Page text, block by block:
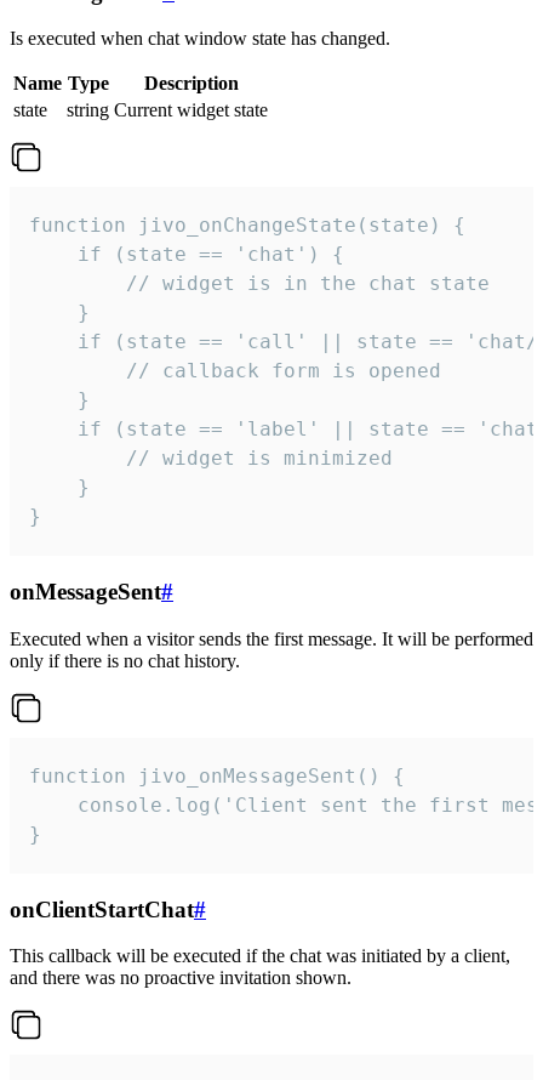
Is executed when chat window state has changed.
Name Type
Description
state
string Current widget state
function jivo_onChangeState(state) {
    if (state == 'chat') {
        // widget is in the chat state
    }
if (state == 'call' || state ==
        // callback form is opened
    }
if (state == 'label' || state ==
        // widget is minimized
    }
}
onMessageSent#
Executed when a visitor sends the first message. It will be performed
only if there is no chat history.
function jivo_onMessageSent() {
console.log('Client sent the first
}
onClientStartChat#
This callback will be executed if the chat was initiated by a client,
and there was no proactive invitation shown.